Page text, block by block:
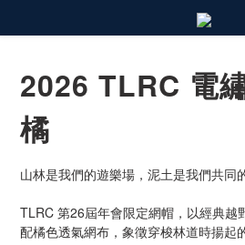
2026 TLRC 電
橘
山林是我們的遊樂場，泥土是我們共同
TLRC 第26屆年會限定網帽，以經典越
配橘色透氣網布，象徵穿梭林道時揚起